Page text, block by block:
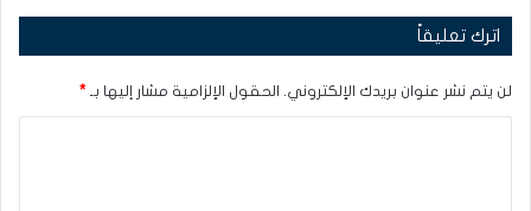
اترك تعليقاً
لن يتم نشر عنوان بريدك الإلكتروني. الحقول الإلزامية مشار إليها بـ *